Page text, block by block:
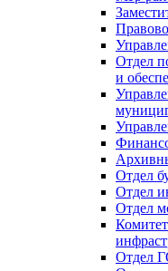
Отдел
и
Отдел
Отдел
Отдел
Отдел